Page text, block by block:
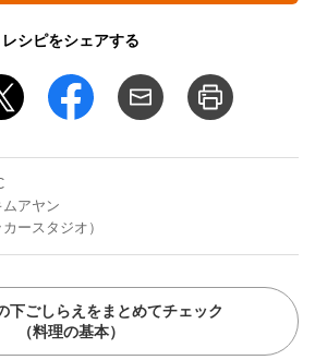
レシピをシェアする
ムアヤン
ースタジオ）
下ごしらえをまとめてチェック
（料理の基本）